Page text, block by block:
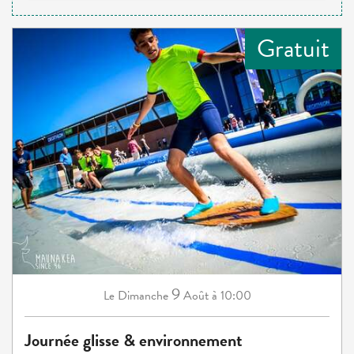
Gratuit
Le Dimanche9Aoûtà 10:00
Journée glisse & environnement